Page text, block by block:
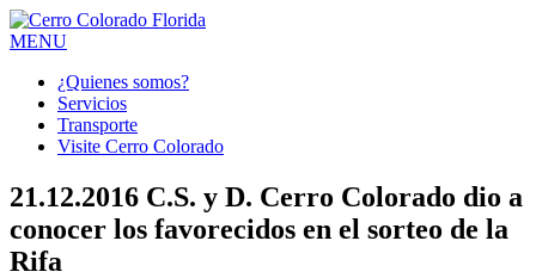
MENU
¿Quienes somos?
Servicios
Transporte
Visite Cerro Colorado
21.12.2016 C.S. y D. Cerro Colorado dio a
conocer los favorecidos en el sorteo de la
Rifa